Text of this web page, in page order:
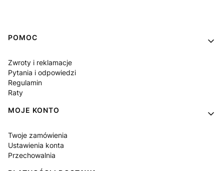
Linki w stopce
POMOC
Zwroty i reklamacje
Pytania i odpowiedzi
Regulamin
Raty
MOJE KONTO
Twoje zamówienia
Ustawienia konta
Przechowalnia